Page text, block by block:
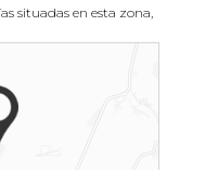
situadas en esta zona,